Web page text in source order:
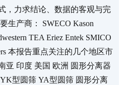
，力求结论、数据的客观与完
生产商： SWECO Kason
TEA Eriez Entek SMICO
本报告重点关注的几个地区市
亚 印度 美国 欧洲 圆形分离器
型圆筛 YA型圆筛 圆形分离